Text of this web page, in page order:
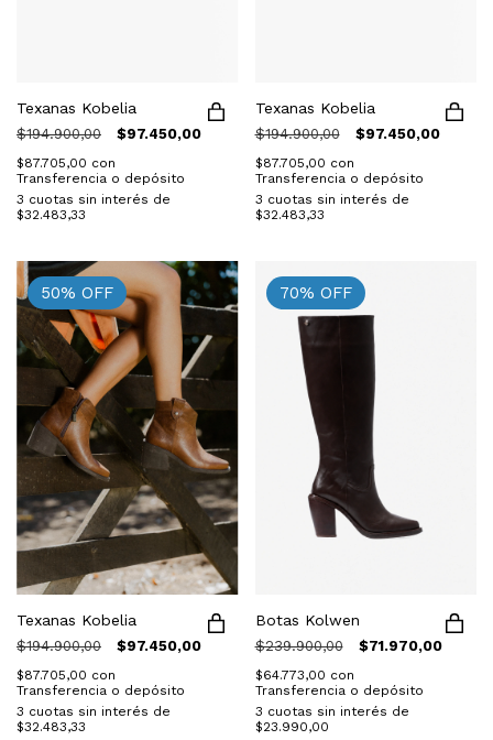
Texanas Kobelia
$194.900,00 $97.450,00
$87.705,00 con
Transferencia o depósito
3 cuotas sin interés de
$32.483,33
Texanas Kobelia
$194.900,00 $97.450,00
$87.705,00 con
Transferencia o depósito
3 cuotas sin interés de
$32.483,33
50% OFF
Texanas Kobelia
$194.900,00 $97.450,00
$87.705,00 con
Transferencia o depósito
3 cuotas sin interés de
$32.483,33
70% OFF
Botas Kolwen
$239.900,00 $71.970,00
$64.773,00 con
Transferencia o depósito
3 cuotas sin interés de
$23.990,00